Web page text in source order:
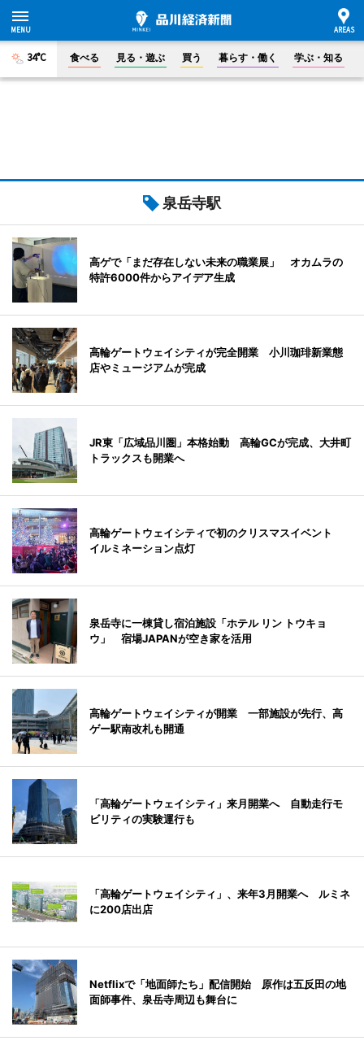
34°C 食べる 見る・遊ぶ 買う 暮らす・働く 学ぶ・知る
泉岳寺駅
高ゲで「まだ存在しない未来の職業展」 オカムラの
特許6000件からアイデア生成
高輪ゲートウェイシティが完全開業 小川珈琲新業態
店やミュージアムが完成
JR東「広域品川圏」本格始動 高輪GCが完成、大井町
トラックスも開業へ
高輪ゲートウェイシティで初のクリスマスイベント
イルミネーション点灯
泉岳寺に一棟貸し宿泊施設「ホテル リン トウキョ
ウ」 宿場JAPANが空き家を活用
高輪ゲートウェイシティが開業 一部施設が先行、高
ゲー駅南改札も開通
「高輪ゲートウェイシティ」来月開業へ 自動走行モ
ビリティの実験運行も
「高輪ゲートウェイシティ」、来年3月開業へ ルミネ
に200店出店
Netflixで「地面師たち」配信開始 原作は五反田の地
面師事件、泉岳寺周辺も舞台に